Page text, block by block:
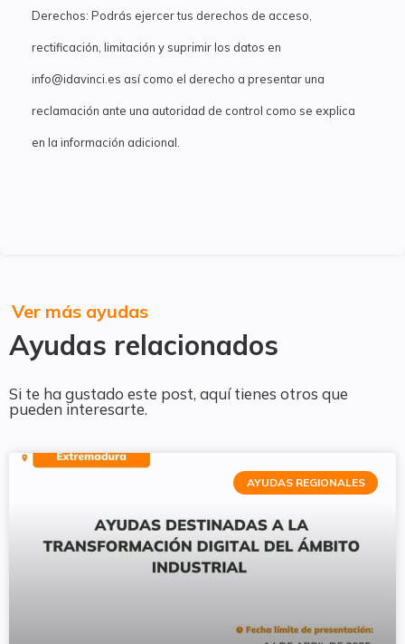
Derechos: Podrás ejercer tus derechos de acceso,
rectificación, limitación y suprimir los datos en
info@idavinci.es así como el derecho a presentar una
reclamación ante una autoridad de control como se explica
en la información adicional.
Ayudas relacionados
Ver más ayudas
Si te ha gustado este post, aquí tienes otros que
pueden interesarte.
AYUDAS REGIONALES